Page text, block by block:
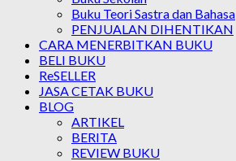
Buku Teori Sastra dan Bahasa
PENJUALAN DIHENTIKAN
CARA MENERBITKAN BUKU
BELI BUKU
ReSELLER
JASA CETAK BUKU
BLOG
ARTIKEL
BERITA
REVIEW BUKU